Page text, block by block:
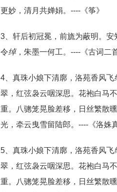
更妙，清月共婵娟。----《筝》
3、轩后初冠冕，前旒为蔽明。
令绰，朱墨一何工。----《古词二
4、真珠小娘下清廓，洛苑香风飞
翠，红弦袅云咽深思。花袍白马
重。八骢笼晃脸差移，日丝繁散
光，牵云曳雪留陆郎。----《洛姝
5、真珠小娘下清廓，洛苑香风飞
翠，红弦袅云咽深思。花袍白马
重。八骢笼晃脸差移，日丝繁散